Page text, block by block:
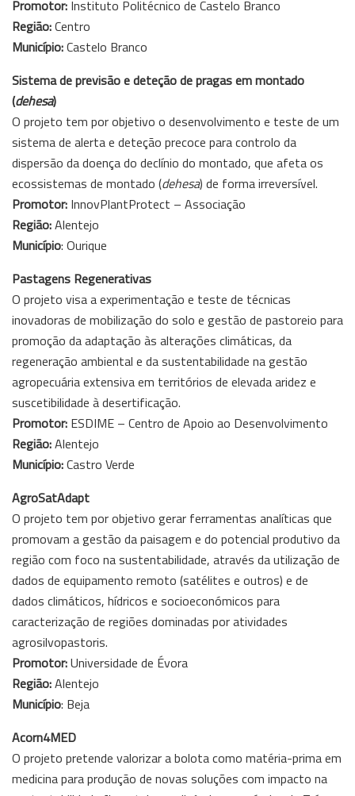
Promotor: Instituto Politécnico de Castelo Branco
Região:Centro
Município:Castelo Branco
Sistema de previsão e deteção de pragas em montado
(dehesa)
O projeto tem por objetivo o desenvolvimento e teste de um
sistema de alerta e deteção precoce para controlo da
dispersão da doença do declínio do montado, que afeta os
ecossistemas de montado (dehesa) de forma irreversível.
Promotor: InnovPlantProtect – Associação
Região:Alentejo
Município: Ourique
Pastagens Regenerativas
O projeto visa a experimentação e teste de técnicas
inovadoras de mobilização do solo e gestão de pastoreio para
promoção da adaptação às alterações climáticas, da
regeneração ambiental e da sustentabilidade na gestão
agropecuária extensiva em territórios de elevada aridez e
suscetibilidade à desertificação.
Promotor: ESDIME – Centro de Apoio ao Desenvolvimento
Região:Alentejo
Município:Castro Verde
AgroSatAdapt
O projeto tem por objetivo gerar ferramentas analíticas que
promovam a gestão da paisagem e do potencial produtivo da
região com foco na sustentabilidade, através da utilização de
dados de equipamento remoto (satélites e outros) e de
dados climáticos, hídricos e socioeconómicos para
caracterização de regiões dominadas por atividades
agrosilvopastoris.
Promotor:Universidade de Évora
Região:Alentejo
Município: Beja
Acorn4MED
O projeto pretende valorizar a bolota como matéria-prima em
medicina para produção de novas soluções com impacto na